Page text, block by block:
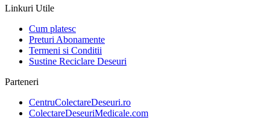
Linkuri Utile
Cum platesc
Preturi Abonamente
Termeni si Conditii
Sustine Reciclare Deseuri
Parteneri
CentruColectareDeseuri.ro
ColectareDeseuriMedicale.com